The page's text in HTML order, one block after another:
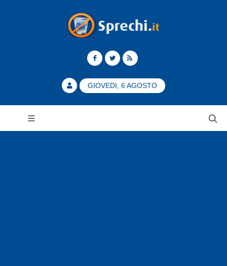
GIOVEDI, 6 AGOSTO